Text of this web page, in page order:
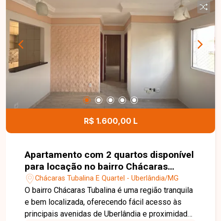
R$ 1.600,00 L
Apartamento com 2 quartos disponível
para locação no bairro Chácaras
Tubalina em Uberlândia-MG
Chácaras Tubalina E Quartel - Uberlândia/MG
O bairro Chácaras Tubalina é uma região tranquila
e bem localizada, oferecendo fácil acesso às
principais avenidas de Uberlândia e proximidade